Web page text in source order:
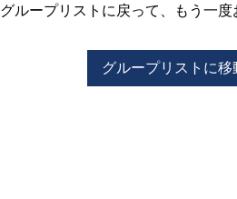
グループリストに戻って、もう一度
グループリストに移